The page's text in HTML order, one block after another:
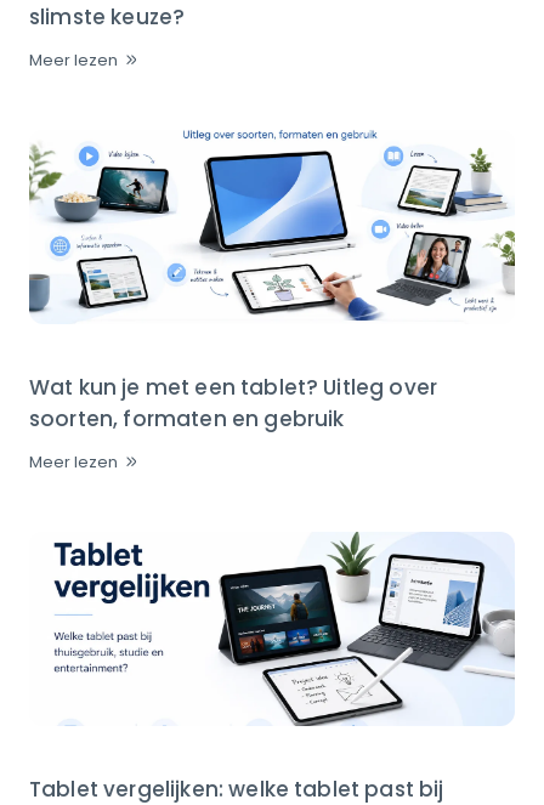
slimste keuze?
Meer lezen
Wat kun je met een tablet? Uitleg over
soorten, formaten en gebruik
Meer lezen
Tablet vergelijken: welke tablet past bij